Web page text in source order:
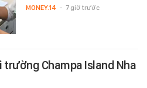
MONEY.14 - 7 giờ trước
trường Champa Island Nha